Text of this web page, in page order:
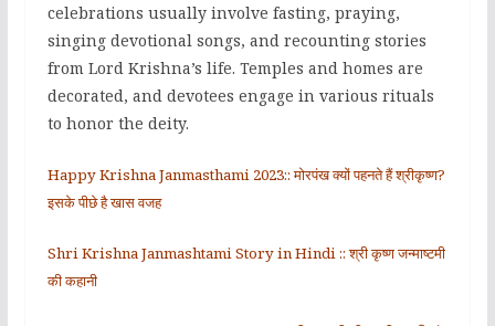
celebrations usually involve fasting, praying,
singing devotional songs, and recounting stories
from Lord Krishna’s life. Temples and homes are
decorated, and devotees engage in various rituals
to honor the deity.
Happy Krishna Janmasthami 2023:: मोरपंख क्यों पहनते हैं श्रीकृष्ण?
इसके पीछे है खास वजह
Shri Krishna Janmashtami Story in Hindi :: श्री कृष्ण जन्माष्टमी
की कहानी